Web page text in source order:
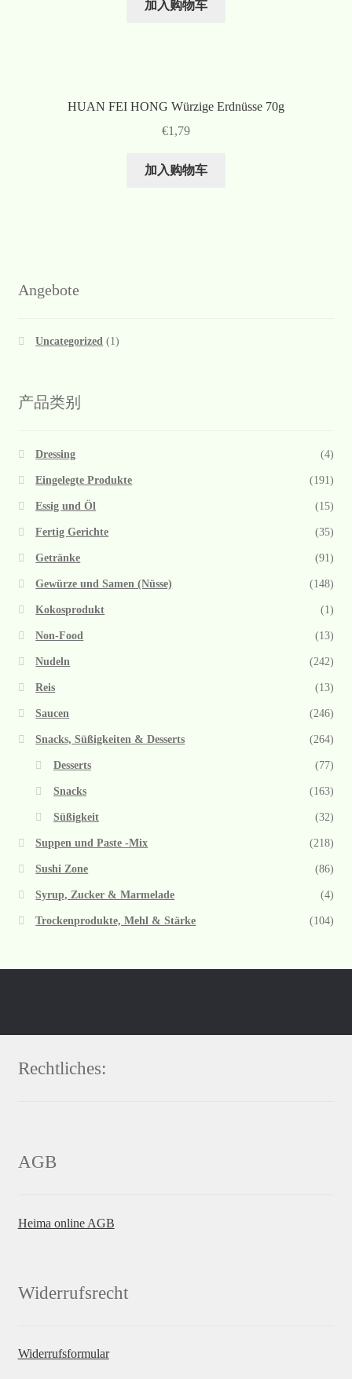
加入购物车
HUAN FEI HONG Würzige Erdnüsse 70g
€1,79
加入购物车
Angebote
Uncategorized (1)
产品类别
Dressing (4)
Eingelegte Produkte (191)
Essig und Öl (15)
Fertig Gerichte (35)
Getränke (91)
Gewürze und Samen (Nüsse) (148)
Kokosprodukt (1)
Non-Food (13)
Nudeln (242)
Reis (13)
Saucen (246)
Snacks, Süßigkeiten & Desserts (264)
Desserts (77)
Snacks (163)
Süßigkeit (32)
Suppen und Paste -Mix (218)
Sushi Zone (86)
Syrup, Zucker & Marmelade (4)
Trockenprodukte, Mehl & Stärke (104)
Rechtliches:
AGB
Heima online AGB
Widerrufsrecht
Widerrufsformular